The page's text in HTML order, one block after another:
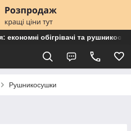
економні обігрівачі та
Рушникосушки